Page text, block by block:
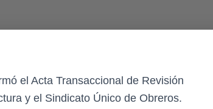
el Acta Transaccional de Revisión
y el Sindicato Único de Obreros.